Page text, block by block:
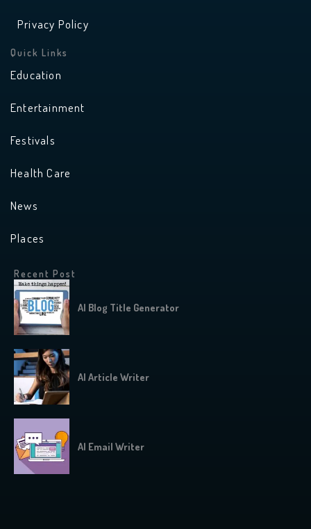
Privacy Policy
Quick Links
Education
Entertainment
Festivals
Health Care
News
Places
Recent Post
AI Blog Title Generator
AI Article Writer
AI Email Writer